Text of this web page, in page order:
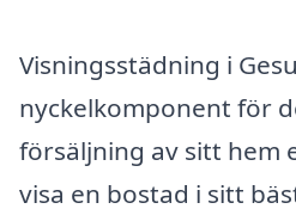
Visningsstädning i
nyckelkomponent för
försäljning av sitt hem
visa en bostad i sitt